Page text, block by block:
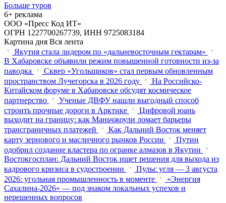
Больше туров
6+ реклама
ООО «Пресс Код ИТ»
ОГРН 1227700267739, ИНН 9725083184
Картина дня Вся лента
Якутия стала лидером по «дальневосточным гектарам»
В Хабаровске объявили режим повышенной готовности из‑за
паводка
Сквер «Угольщиков» стал первым обновленным
пространством Лучегорска в 2026 году
На Российско-
Китайском форуме в Хабаровске обсудят космическое
партнерство
Ученые ДВФУ нашли выгодный способ
строить прочные дороги в Арктике
Цифровой юань
выходит на границу: как Маньчжоули ломает барьеры
трансграничных платежей
Как Дальний Восток меняет
карту зернового и масличного рынков России
Путин
одобрил создание кластера по огранке алмазов в Якутии
Востокгосплан: Дальний Восток ищет решения для выхода из
кадрового кризиса в судостроении
Пульс угля — 3 августа
2026: угольная промышленность в моменте
«Энергия
Сахалина-2026» — под знаком локальных успехов и
нерешенных вопросов